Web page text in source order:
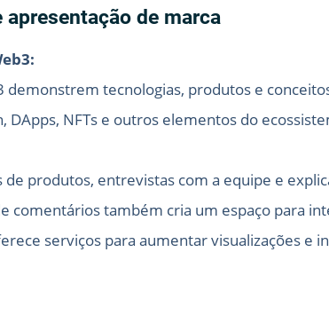
de marca
demonstrem tecnologias, produtos e
NFTs e outros elementos do
produtos, entrevistas com a equipe e
comentários também cria um espaço para
serviços para aumentar visualizações e